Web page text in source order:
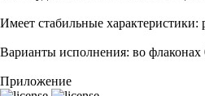
Имеет стабильные
Варианты исполнения: во
Приложение